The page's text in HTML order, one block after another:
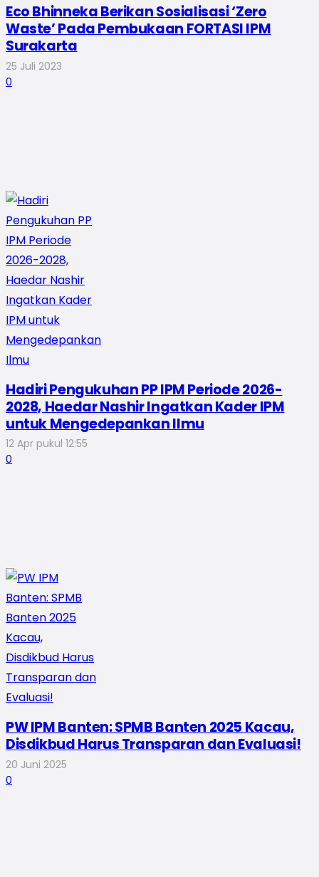
Eco Bhinneka Berikan Sosialisasi ‘Zero
Waste’ Pada Pembukaan FORTASI IPM
Surakarta
25 Juli 2023
0
Hadiri Pengukuhan PP IPM Periode 2026-
2028, Haedar Nashir Ingatkan Kader IPM
untuk Mengedepankan Ilmu
12 Apr pukul 12:55
0
PW IPM Banten: SPMB Banten 2025 Kacau,
Disdikbud Harus Transparan dan Evaluasi!
20 Juni 2025
0